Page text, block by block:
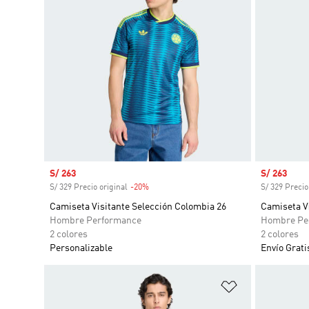
Precio de venta
S/ 263
S/ 329 Precio original -20%
Camiseta Visitante Selección Colombia 26
Hombre Performance
2 colores
Personalizable
Precio de
S/ 263
S/ 329
Camiseta
Hombre
2 colores
Envío
Añadir a la